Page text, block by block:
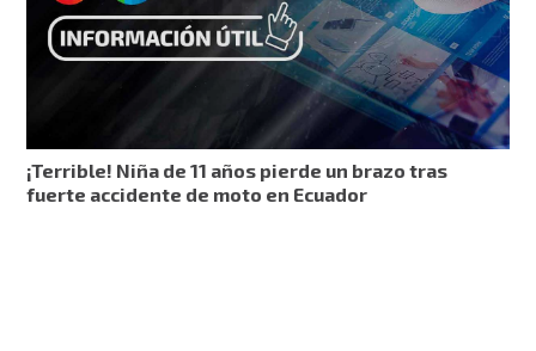
¡Terrible! Niña de 11 años pierde un brazo tras
fuerte accidente de moto en Ecuador